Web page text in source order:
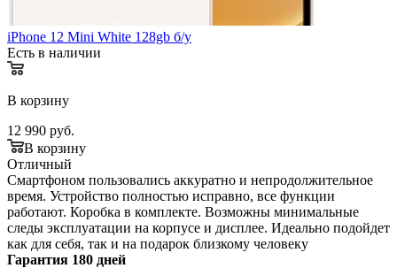
iPhone 12 Mini White 128gb б/у
Есть в наличии
В корзину
12 990 руб.
В корзину
Отличный
Смартфоном пользовались аккуратно и непродолжительное
время. Устройство полностью исправно, все функции
работают. Коробка в комплекте. Возможны минимальные
следы эксплуатации на корпусе и дисплее. Идеально подойдет
как для себя, так и на подарок близкому человеку
Гарантия 180 дней